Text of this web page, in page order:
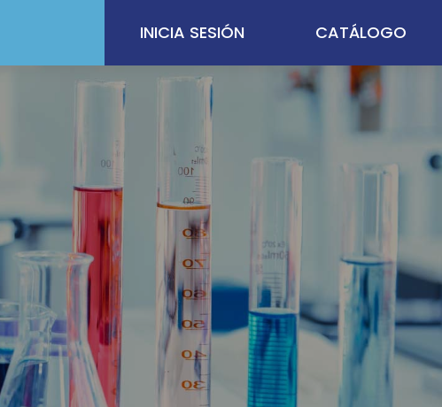
INICIA SESIÓN CATÁLOGO